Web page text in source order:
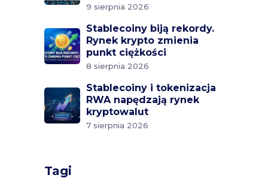
9 sierpnia 2026
Stablecoiny biją rekordy.
Rynek krypto zmienia
punkt ciężkości
8 sierpnia 2026
Stablecoiny i tokenizacja
RWA napędzają rynek
kryptowalut
7 sierpnia 2026
Tagi